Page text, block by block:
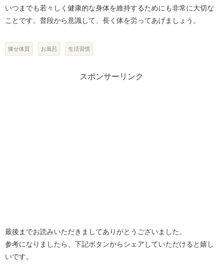
いつまでも若々しく健康的な身体を維持するためにも非常に大切な
ことです。普段から意識して、長く体を労ってあげましょう。
痩せ体質 お風呂 生活習慣
スポンサーリンク
最後までお読みいただきましてありがとうございました。
参考になりましたら、下記ボタンからシェアしていただけると嬉し
いです。